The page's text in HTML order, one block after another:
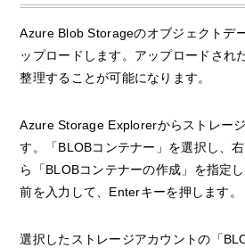
Azure Blob Storageのオブジェクトデ
ップロードします。アップロードされ
整理することが可能になります。
Azure Storage Explorerからストレー
す。「BLOBコンテナー」を選択し、
ら「BLOBコンテナーの作成」を指定
前を入力して、Enterキーを押します。
選択したストレージアカウントの「